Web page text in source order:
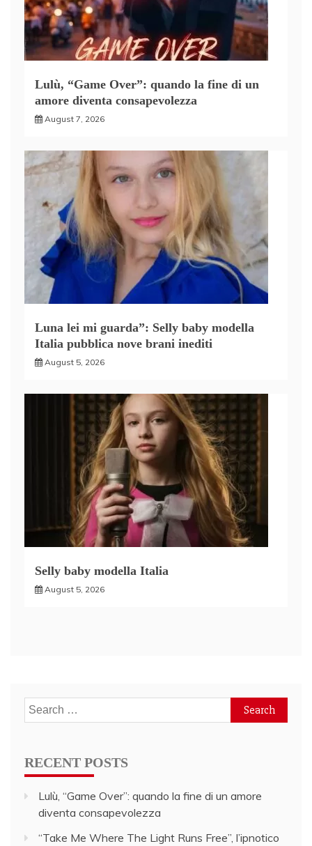
Lulù, “Game Over”: quando la fine di un
amore diventa consapevolezza
August 7, 2026
Luna lei mi guarda”: Selly baby modella
Italia pubblica nove brani inediti
August 5, 2026
Selly baby modella Italia
August 5, 2026
Search
for:
RECENT POSTS
Lulù, “Game Over”: quando la fine di un amore
diventa consapevolezza
“Take Me Where The Light Runs Free”, l’ipnotico